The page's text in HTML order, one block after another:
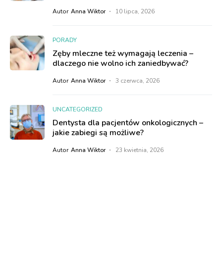
Autor Anna Wiktor 10 lipca, 2026
PORADY
Zęby mleczne też wymagają leczenia –
dlaczego nie wolno ich zaniedbywać?
Autor Anna Wiktor 3 czerwca, 2026
UNCATEGORIZED
Dentysta dla pacjentów onkologicznych –
jakie zabiegi są możliwe?
Autor Anna Wiktor 23 kwietnia, 2026